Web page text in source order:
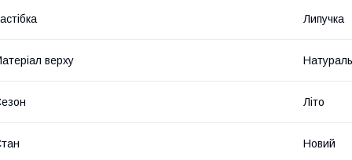
Липучка
верху
Літо
Новий